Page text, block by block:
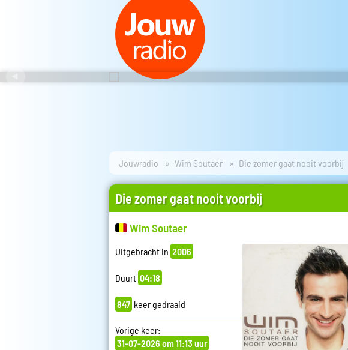
Jouwradio Wim Soutaer Die zomer gaat nooit voorbij
Die zomer gaat nooit voorbij
Wim Soutaer
Uitgebracht in 2006
Duurt 04:18
847 keer gedraaid
Vorige keer:
31-07-2026 om 11:13 uur